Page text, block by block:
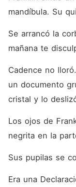
mandíbula. Su
Se arrancó la
mañana te
Cadence no
un documento
cristal y lo
Los ojos de
negrita en la
Sus pupilas se
Era una